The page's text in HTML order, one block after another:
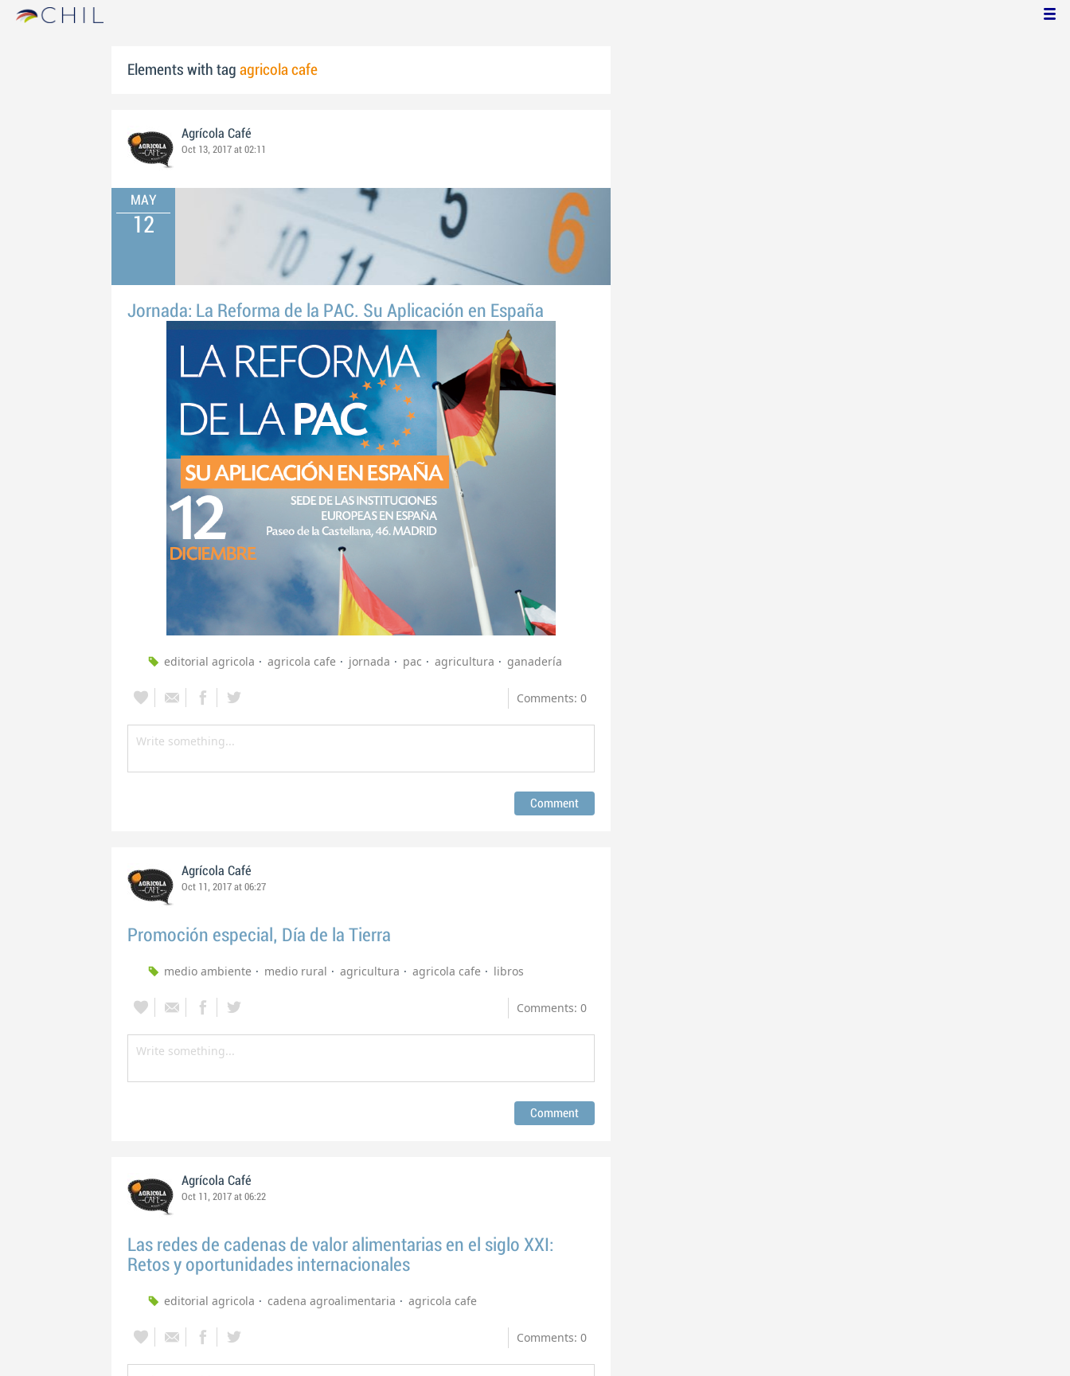
Elements with tag agricola cafe
Agrícola Café
Oct 13, 2017 at 02:11
MAY
12
Jornada: La Reforma de la PAC. Su Aplicación en España
editorial agricola agricola cafe jornada pac agricultura ganadería
Comments: 0
Agrícola Café
Oct 11, 2017 at 06:27
Promoción especial, Día de la Tierra
medio ambiente medio rural agricultura agricola cafe libros
Comments: 0
Agrícola Café
Oct 11, 2017 at 06:22
Las redes de cadenas de valor alimentarias en el siglo XXI:
Retos y oportunidades internacionales
editorial agricola cadena agroalimentaria agricola cafe
Comments: 0